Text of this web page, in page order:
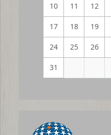
10 11 12
17 18 19
24 25 26
31